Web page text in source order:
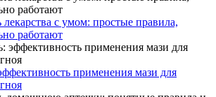
с умом: простые правила,
работают
применения мази для